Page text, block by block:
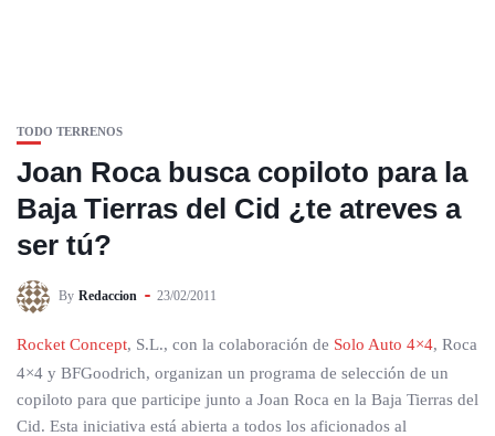
TODO TERRENOS
Joan Roca busca copiloto para la
Baja Tierras del Cid ¿te atreves a
ser tú?
By Redaccion 23/02/2011
Rocket Concept, S.L., con la colaboración de Solo Auto 4×4, Roca
4×4 y BFGoodrich, organizan un programa de selección de un
copiloto para que participe junto a Joan Roca en la Baja Tierras del
Cid. Esta iniciativa está abierta a todos los aficionados al